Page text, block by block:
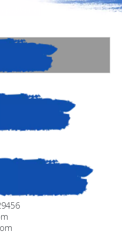
pakker epoxybelægning